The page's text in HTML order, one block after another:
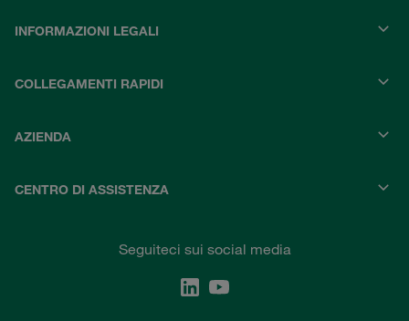
INFORMAZIONI LEGALI
COLLEGAMENTI RAPIDI
AZIENDA
CENTRO DI ASSISTENZA
Seguiteci sui social media